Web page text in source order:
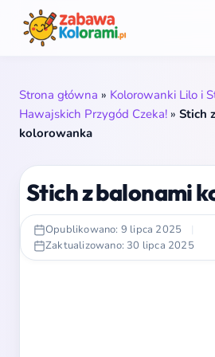
Strona główna » Kolorowanki Lilo i
Hawajskich Przygód Czeka! » Stich
kolorowanka
Stich z balonami
Opublikowano: 9 lipca 2025
|
Zaktualizowano: 30 lipca 2025